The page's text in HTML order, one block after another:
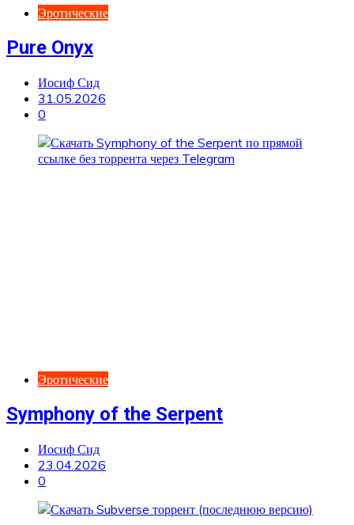
Эротические
Pure Onyx
Иосиф Сид
31.05.2026
0
Эротические
Symphony of the Serpent
Иосиф Сид
23.04.2026
0